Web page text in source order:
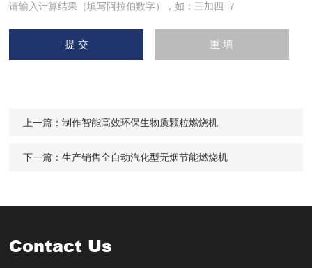
请输入计算结果（填写阿拉伯数字），如：三加四=7
上一篇：制作智能高效环保生物质颗粒燃烧机
下一篇：生产销售全自动汽化型无烟节能燃烧机
Contact Us